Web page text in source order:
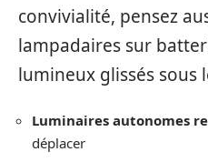
convivialité, pensez
lampadaires sur
lumineux glissés sous
Luminaires autonomes
déplacer